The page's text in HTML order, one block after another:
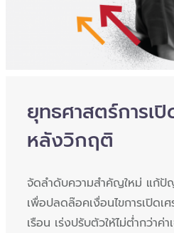
ยุทธศาสตร์การเ
หลังวิกฤติ
จัดลำดับความสำคัญใหม่ แก้ปัญ
เพื่อปลดล๊อคเงื่อนไขการเปิด
เรือน เร่งปรับตัวให้ไม่ต่ำกว่าค่